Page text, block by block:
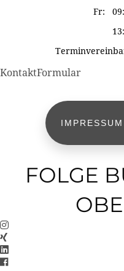
Fr:
KontaktFormular
FOLGE